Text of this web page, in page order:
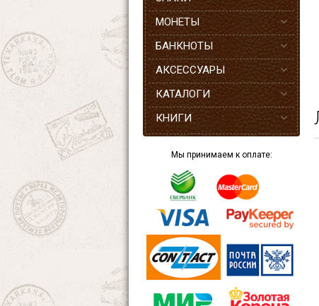
МОНЕТЫ
БАНКНОТЫ
АКСЕССУАРЫ
КАТАЛОГИ
КНИГИ
Мы принимаем к оплате: